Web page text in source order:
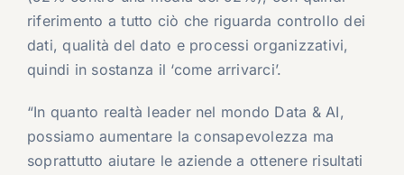
riferimento a tutto ciò che riguarda controllo dei
dati, qualità del dato e processi organizzativi,
quindi in sostanza il ‘come arrivarci’.
“In quanto realtà leader nel mondo Data & AI,
possiamo aumentare la consapevolezza ma
soprattutto aiutare le aziende a ottenere risultati